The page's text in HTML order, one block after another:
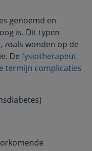
genoemd en
is. Dit typen
zoals wonden op de
De fysiotherapeut
termijn complicaties